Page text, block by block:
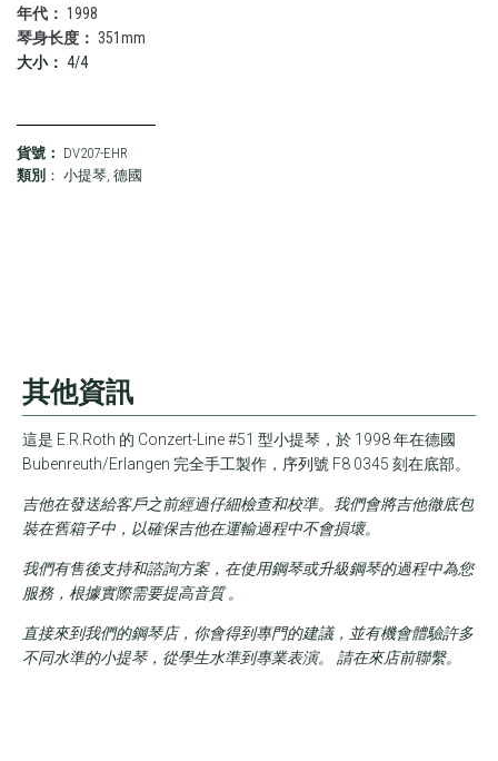
年代： 1998
琴身长度： 351mm
大小： 4/4
貨號： DV207-EHR
類別 ： 小提琴 德國
其他資訊
這是 E.R.Roth 的 Conzert-Line #51 型小提琴，於 1998 年在德國
Bubenreuth/Erlangen 完全手工製作，序列號 F8 0345 刻在底部。
吉他在發送給客戶之前經過仔細檢查和校準。我們會將吉他徹底包
裝在舊箱子中，以確保吉他在運輸過程中不會損壞。
我們有售後支持和諮詢方案，在使用鋼琴或升級鋼琴的過程中為您
服務，根據實際需要提高音質 。
直接來到我們的鋼琴店，你會得到專門的建議，並有機會體驗許多
不同水準的小提琴，從學生水準到專業表演。 請在來店前聯繫。